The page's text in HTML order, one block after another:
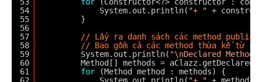
54
55
56
57
58
59
60
61
System.out.println( "+ " +
}
// Lấy ra danh sách các method public
// Bao gồm cả các method thừa kế từ
System.out.println( "\nDeclared
Method[] methods =
for
(Method method : methods) {